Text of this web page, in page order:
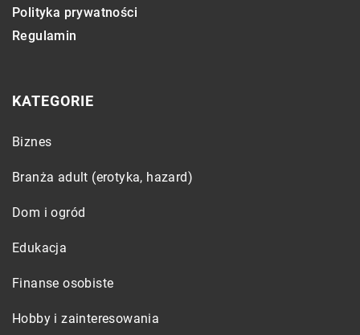
Polityka prywatności
Regulamin
KATEGORIE
Biznes
Branża adult (erotyka, hazard)
Dom i ogród
Edukacja
Finanse osobiste
Hobby i zainteresowania